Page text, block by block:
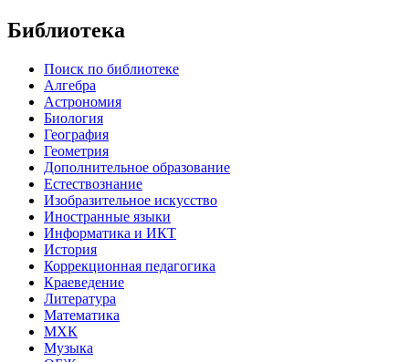
Библиотека
Поиск по библиотеке
Алгебра
Астрономия
Биология
География
Геометрия
Дополнительное образование
Естествознание
Изобразительное искусство
Иностранные языки
Информатика и ИКТ
История
Коррекционная педагогика
Краеведение
Литература
Математика
МХК
Музыка